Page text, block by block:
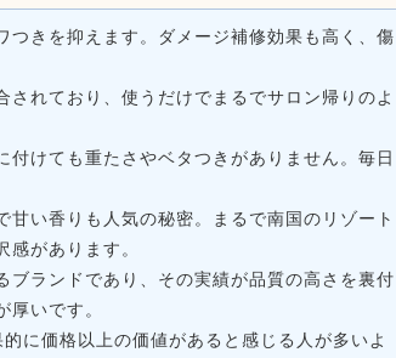
つきを抑えます。ダメージ補修効果も高く、傷
されており、使うだけでまるでサロン帰りのよ
付けても重たさやベタつきがありません。毎日
甘い香りも人気の秘密。まるで南国のリゾート
があります。
ブランドであり、その実績が品質の高さを裏付
いです。
に価格以上の価値があると感じる人が多いよ